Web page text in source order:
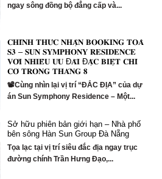
ngay sông đồng bộ đẳng cấp và...
𝐂𝐇𝐈́𝐍𝐇 𝐓𝐇𝐔̛́𝐂 𝐍𝐇𝐀̣̂𝐍 𝐁𝐎𝐎𝐊𝐈𝐍𝐆 𝐓𝐎𝐀̀
𝐒𝟑 – 𝐒𝐔𝐍 𝐒𝐘𝐌𝐏𝐇𝐎𝐍𝐘 𝐑𝐄𝐒𝐈𝐃𝐄𝐍𝐂𝐄
𝐕𝐎̛́𝐈 𝐍𝐇𝐈𝐄̂̀𝐔 𝐔̛𝐔 Đ𝐀̃𝐈 Đ𝐀̣̆𝐂 𝐁𝐈𝐄̣̂𝐓 𝐂𝐇𝐈̉
𝐂𝐎́ 𝐓𝐑𝐎𝐍𝐆 𝐓𝐇𝐀́𝐍𝐆 𝟖
📽Cùng nhìn lại vị trí “ĐẮC ĐỊA” của dự
án Sun Symphony Residence – Một...
Sở hữu phiên bản giới hạn – Nhà phố
bên sông Hàn Sun Group Đà Nẵng
Tọa lạc tại vị trí siêu đắc địa ngay trục
đường chính Trần Hưng Đạo,...